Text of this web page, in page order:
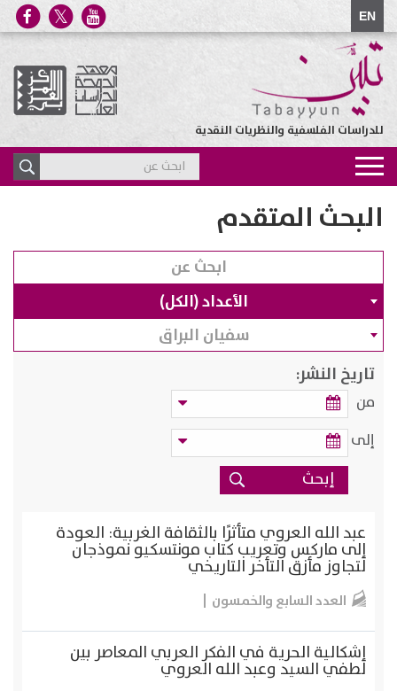
EN
للدراسات الفلسفية والنظريات النقدية
Toggle
navigation
البحث المتقدم
الأعداد (الكل)
سفيان البراق
تاريخ النشر:
من
إلى
عبد الله العروي متأثرًا بالثقافة الغربية: العودة
إلى ماركس وتعريب كتاب مونتسكيو نموذجان
لتجاوز مأزق التأخر التاريخي
العدد السابع والخمسون
إشكالية الحرية في الفكر العربي المعاصر بين
لطفي السيد وعبد الله العروي